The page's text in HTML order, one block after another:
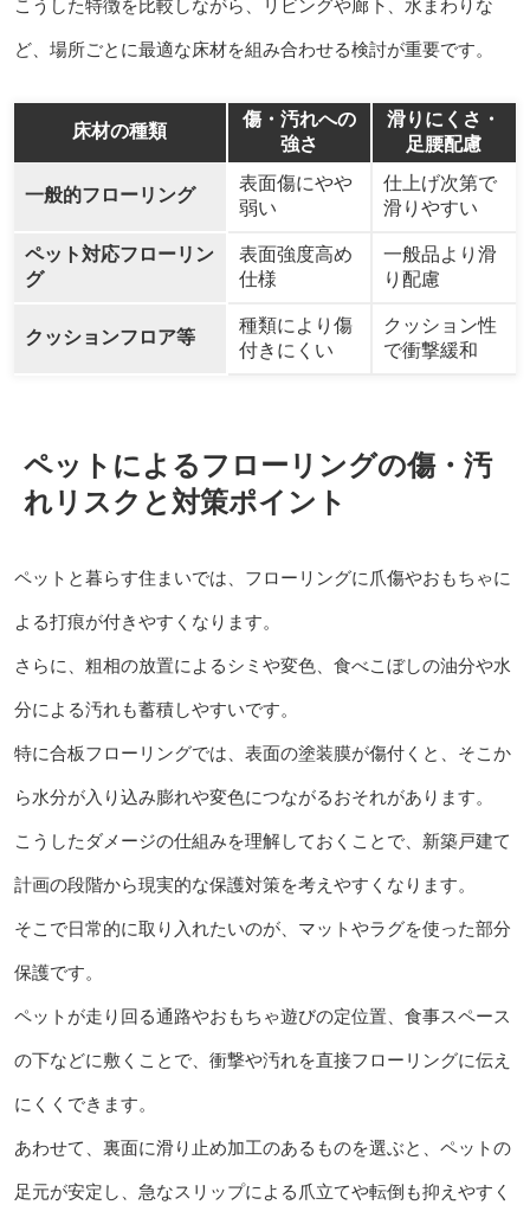
こうした特徴を比較しながら、リビングや廊下、水まわりな
ど、場所ごとに最適な床材を組み合わせる検討が重要です。
床材の種類
傷・汚れへの
強さ
滑りにくさ・
足腰配慮
一般的フローリング
表面傷にやや
弱い
仕上げ次第で
滑りやすい
ペット対応フローリン
グ
表面強度高め
仕様
一般品より滑
り配慮
クッションフロア等
種類により傷
付きにくい
クッション性
で衝撃緩和
ペットによるフローリングの傷・汚
れリスクと対策ポイント
ペットと暮らす住まいでは、フローリングに爪傷やおもちゃに
よる打痕が付きやすくなります。
さらに、粗相の放置によるシミや変色、食べこぼしの油分や水
分による汚れも蓄積しやすいです。
特に合板フローリングでは、表面の塗装膜が傷付くと、そこか
ら水分が入り込み膨れや変色につながるおそれがあります。
こうしたダメージの仕組みを理解しておくことで、新築戸建て
計画の段階から現実的な保護対策を考えやすくなります。
そこで日常的に取り入れたいのが、マットやラグを使った部分
保護です。
ペットが走り回る通路やおもちゃ遊びの定位置、食事スペース
の下などに敷くことで、衝撃や汚れを直接フローリングに伝え
にくくできます。
あわせて、裏面に滑り止め加工のあるものを選ぶと、ペットの
足元が安定し、急なスリップによる爪立てや転倒も抑えやすく